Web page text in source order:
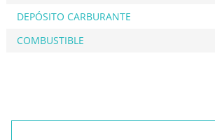
DEPÓSITO CARBURANTE
COMBUSTIBLE